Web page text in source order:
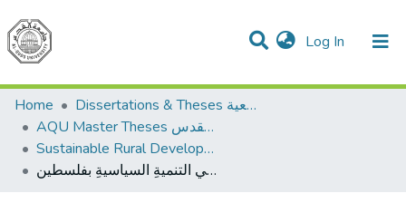
Log In (current)
Communities & Collections
All of DSpace
Home
Dissertations & Theses الرسائل الجامعية
AQU Master Theses الرسائل الجامعية الخاصة بجامعة القدس
Sustainable Rural Development التنمية الريفية المستدامة
دورُ القوى الوطنيةِ والأحزابِ السياسيةِ في تعزيزِ مشاركةِ المرأةِ في التنميةِ السياسيةِ بفلسطين